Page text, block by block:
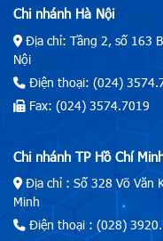
Chi nhánh Hà Nội
Địa chỉ: Tầng 2, số 163
Nội
Điện thoại: (024)
Fax: (024) 3574.7019
Chi nhánh TP Hồ Chí
Địa chỉ : Số 328 Võ Văn
Minh
Điện thoại : (028)